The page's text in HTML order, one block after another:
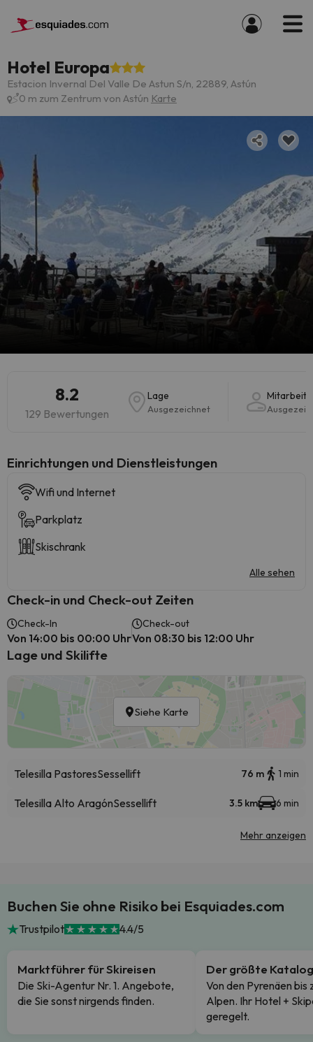
Hotel Europa
Estacion Invernal Del Valle De Astun S/n, 22889, Astún
0 m zum Zentrum von Astún Karte
8.2
129 Bewertungen
Lage
Ausgezeichnet
​Einrichtungen und Dienstleistungen
Wifi und Internet
Parkplatz
Skischrank
Alle sehen
Check-in und Check-out Zeiten
Check-In
Von 14:00 bis 00:00 Uhr
Check-out
Von 08:30 bis 12:00 Uhr
Lage und Skilifte
Siehe Karte
Telesilla PastoresSessellift 76 m 1 min
Telesilla Alto AragónSessellift 3.5 km 6 min
Mehr anzeigen
Buchen Sie ohne Risiko bei Esquiades.com
Trustpilot 4.4/5
Marktführer für Skireisen
Die Ski-Agentur Nr. 1. Angebote,
die Sie sonst nirgends finden.
Der größte Katalog
Von den Pyrenäen bis
Alpen. Ihr Hotel +
geregelt.